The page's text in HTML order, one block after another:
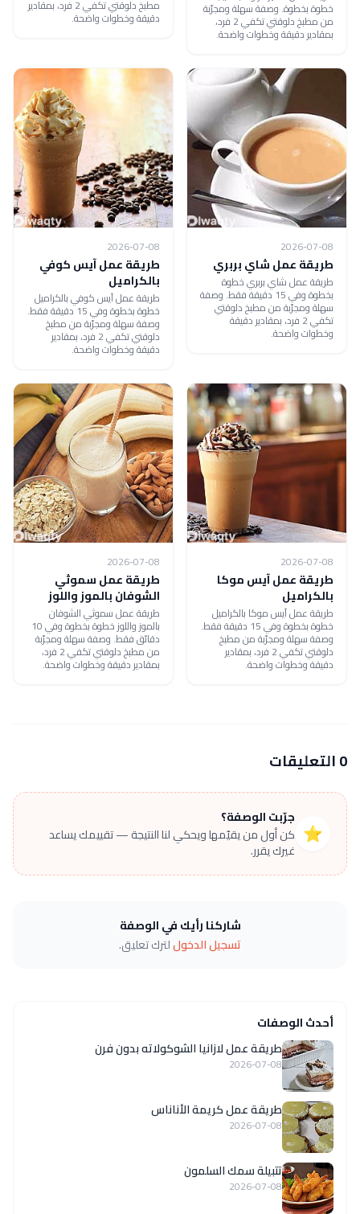
خطوة بخطوة. وصفة سهلة ومجرّبة
من مطبخ دلوقتي تكفي 2 فرد،
بمقادير دقيقة وخطوات واضحة.
مطبخ دلوقتي تكفي 2 فرد، بمقادير
دقيقة وخطوات واضحة.
2026-07-08
طريقة عمل شاي بربري
طريقة عمل شاي بربري خطوة
بخطوة وفي 15 دقيقة فقط. وصفة
سهلة ومجرّبة من مطبخ دلوقتي
تكفي 2 فرد، بمقادير دقيقة
وخطوات واضحة.
2026-07-08
طريقة عمل آيس كوفي
بالكراميل
طريقة عمل آيس كوفي بالكراميل
خطوة بخطوة وفي 15 دقيقة فقط.
وصفة سهلة ومجرّبة من مطبخ
دلوقتي تكفي 2 فرد، بمقادير
دقيقة وخطوات واضحة.
2026-07-08
طريقة عمل آيس موكا
بالكراميل
طريقة عمل آيس موكا بالكراميل
خطوة بخطوة وفي 15 دقيقة فقط.
وصفة سهلة ومجرّبة من مطبخ
دلوقتي تكفي 2 فرد، بمقادير
دقيقة وخطوات واضحة.
2026-07-08
طريقة عمل سموثي
الشوفان بالموز واللوز
طريقة عمل سموثي الشوفان
بالموز واللوز خطوة بخطوة وفي 10
دقائق فقط. وصفة سهلة ومجرّبة
من مطبخ دلوقتي تكفي 2 فرد،
بمقادير دقيقة وخطوات واضحة.
0 التعليقات
⭐
جرّبت الوصفة؟
كن أول من يقيّمها ويحكي لنا النتيجة — تقييمك يساعد
غيرك يقرر.
شاركنا رأيك في الوصفة
تسجيل الدخوللترك تعليق.
أحدث الوصفات
طريقة عمل لازانيا الشوكولاته بدون فرن
2026-07-08
طريقة عمل كريمة الأناناس
2026-07-08
تتبيلة سمك السلمون
2026-07-08